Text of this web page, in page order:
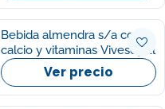
Bebida almendra s/a con
calcio y vitaminas Vivesoy 1l
Ver precio